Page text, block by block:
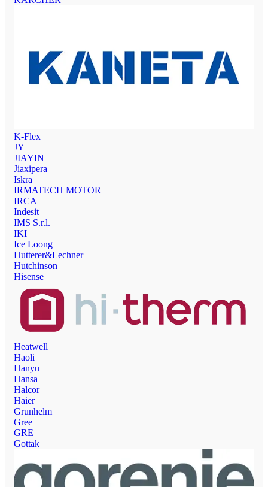
K-Flex
JY
JIAYIN
Jiaxipera
Iskra
IRMATECH MOTOR
IRCA
Indesit
IMS S.r.l.
IKI
Ice Loong
Hutterer&Lechner
Hutchinson
Hisense
Heatwell
Haoli
Hanyu
Hansa
Halcor
Haier
Grunhelm
Gree
GRE
Gottak